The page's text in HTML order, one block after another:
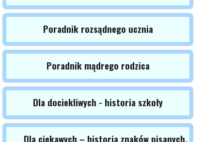
Poradnik rozsądnego ucznia
Poradnik mądrego rodzica
Dla dociekliwych - historia szkoły
Dla ciekawych – historia znaków pisanych,